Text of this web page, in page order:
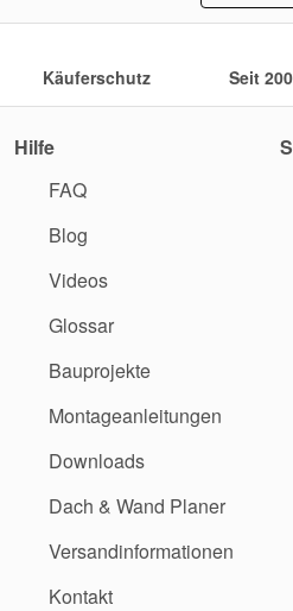
Käuferschutz Seit
Hilfe
FAQ
Blog
Videos
Glossar
Bauprojekte
Montageanleitungen
Downloads
Dach & Wand Planer
Versandinformationen
Kontakt